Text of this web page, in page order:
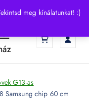
meg kínálatunkat! :)
G13-as
Samsung chip 60 cm